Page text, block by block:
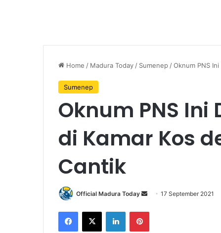
Home / Madura Today/ Sumenep/Oknum PNS
Sumenep
Oknum PNS Ini
di Kamar Kos
Cantik
Official Madura Today
d
17 September 2021